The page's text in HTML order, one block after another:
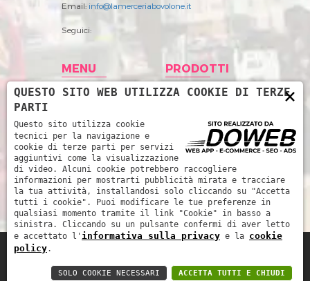
Email: info@lamerceriabovolone.it
Seguici:
MENU
Home
Storia
Prodotti
News
Contatti
PRODOTTI
Abbigliamento
Accessori merceria
Filati
Intimo Donna
Intimo uomo
Mare
Marinella snc - P.IVA: 03252510239 -
×
QUESTO SITO WEB UTILIZZA COOKIE DI TERZE
PARTI
Questo sito utilizza cookie
tecnici per la navigazione e
cookie di terze parti per servizi
aggiuntivi come la visualizzazione
di video. Alcuni cookie potrebbero raccogliere
informazioni per mostrarti pubblicità mirata e tracciare
la tua attività, installandosi solo cliccando su "Accetta
tutti i cookie". Puoi modificare le tue preferenze in
qualsiasi momento tramite il link "Cookie" in basso a
sinistra. Cliccando su un pulsante confermi di aver letto
e accettato l' informativa sulla privacy e la cookie
policy.
ACCETTA TUTTI E CHIUDI
SOLO COOKIE NECESSARI